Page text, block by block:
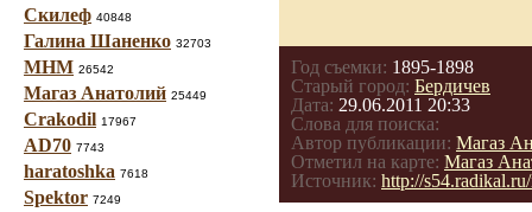
Скилеф 40848
Галина Шаненко 32703
МНМ 26542
Магаз Анатолий 25449
Crakodil 17967
AD70 7743
haratoshka 7618
Spektor 7249
Год съемки: 1895-1898
Старый город: Бердичев
Дата: 29.06.2011 20:33
Слова для поиска:
Автор публикации: Магаз
Отметил на карте: Магаз
Источник: http://